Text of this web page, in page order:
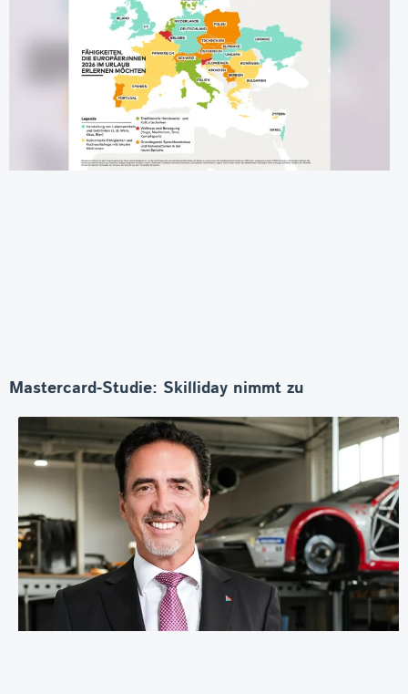
Mastercard-Studie: Skilliday nimmt zu